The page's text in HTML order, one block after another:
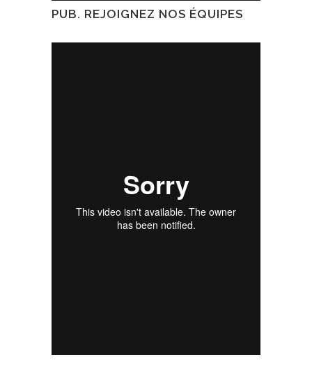
PUB. REJOIGNEZ NOS ÉQUIPES